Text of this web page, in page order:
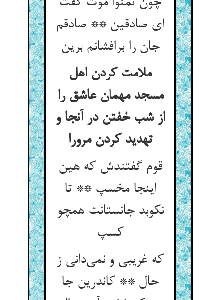
ای صادقین ** صادقم
جان را برافشانم برین
ملامت کردن اهل
مسجد مهمان عاشق را
از شب خفتن در آنجا و
تهدید کردن مرورا
قوم گفتندش که هین
اینجا مخسپ ** تا
نکوبد جانستانت همچو
کسپ
که غریبی و نمی‌دانی ز
حال ** کاندرین جا